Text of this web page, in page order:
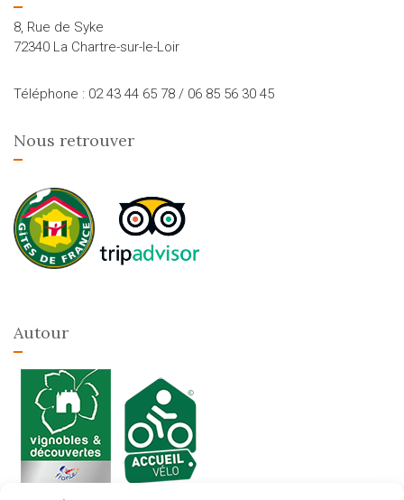
8, Rue de Syke
72340 La Chartre-sur-le-Loir
Téléphone : 02 43 44 65 78 / 06 85 56 30 45
Nous retrouver
Autour